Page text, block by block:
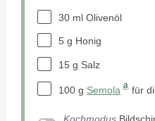
30ml Olivenöl
5 g Honig
15 g Salz
100 g Semola für